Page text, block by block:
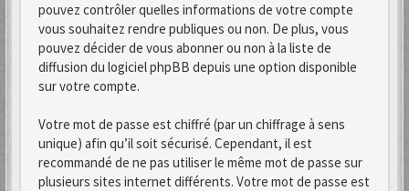
pouvez contrôler quelles informations de votre compte
vous souhaitez rendre publiques ou non. De plus, vous
pouvez décider de vous abonner ou non à la liste de
diffusion du logiciel phpBB depuis une option disponible
sur votre compte.
Votre mot de passe est chiffré (par un chiffrage à sens
unique) afin qu’il soit sécurisé. Cependant, il est
recommandé de ne pas utiliser le même mot de passe sur
plusieurs sites internet différents. Votre mot de passe est